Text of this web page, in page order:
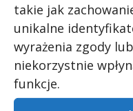
takie jak
unikalne
wyrażenia zgody
niekorzystnie
funkcje.
tych naukowych
niezauważalna
zmienia nasze
wszechświecie. A
zgubimy się w